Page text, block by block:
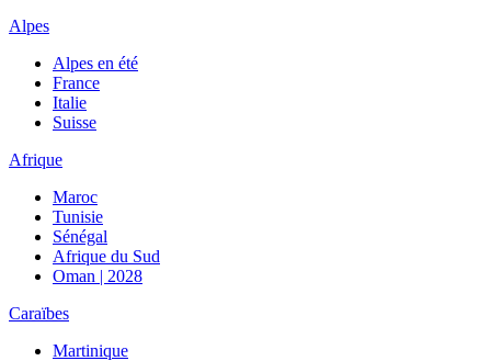
Alpes
Alpes en été
France
Italie
Suisse
Afrique
Maroc
Tunisie
Sénégal
Afrique du Sud
Oman | 2028
Caraïbes
Martinique